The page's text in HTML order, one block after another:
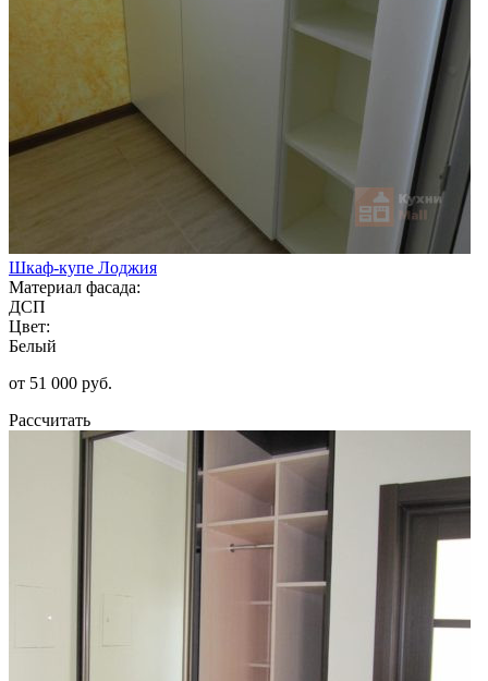
Шкаф-купе Лоджия
Материал фасада:
ДСП
Цвет:
Белый
от 51 000 руб.
Рассчитать